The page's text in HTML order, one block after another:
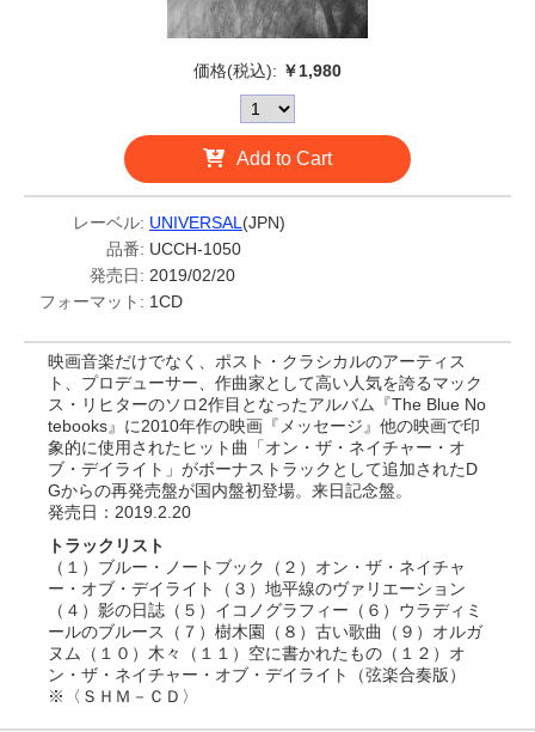
価格(税込): ￥1,980
Add to Cart
レーベル: UNIVERSAL (JPN)
品番: UCCH-1050
発売日: 2019/02/20
フォーマット: 1CD
映画音楽だけでなく、ポスト・クラシカルのアーティス
ト、プロデューサー、作曲家として高い人気を誇るマック
ス・リヒターのソロ2作目となったアルバム『The Blue No
tebooks』に2010年作の映画『メッセージ』他の映画で印
象的に使用されたヒット曲「オン・ザ・ネイチャー・オ
ブ・デイライト」がボーナストラックとして追加されたD
Gからの再発売盤が国内盤初登場。来日記念盤。
発売日：2019.2.20
トラックリスト
（１）ブルー・ノートブック（２）オン・ザ・ネイチャ
ー・オブ・デイライト（３）地平線のヴァリエーション
（４）影の日誌（５）イコノグラフィー（６）ウラディミ
ールのブルース（７）樹木園（８）古い歌曲（９）オルガ
ヌム（１０）木々（１１）空に書かれたもの（１２）オ
ン・ザ・ネイチャー・オブ・デイライト（弦楽合奏版）
※〈ＳＨＭ－ＣＤ〉